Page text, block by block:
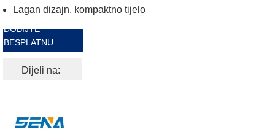
Lagan dizajn, kompaktno tijelo
DOBIJTE
BESPLATNU
Dijeli na: